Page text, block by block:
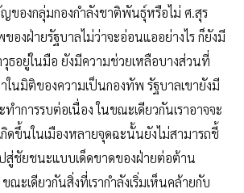
ของกลุ่มกองกำลังชาติพันธุ์หรือไม่ ศ.สุร
องฝ่ายรัฐบาลไม่ว่าจะอ่อนแออย่างไร ก็ยังมี
ธอยู่ในมือ ยังมีความช่วยเหลือบางส่วนที่
ในมิติของความเป็นกองทัพ รัฐบาลเขายังมี
ำการรบต่อเนื่อง ในขณะเดียวกันเราอาจจะ
ดขึ้นในเมืองหลายจุดฉะนั้นยังไม่สามารถชี้
สู่ชัยชนะแบบเด็ดขาดของฝ่ายต่อต้าน
ะเดียวกันสิ่งที่เรากำลังเริ่มเห็นคล้ายกับ